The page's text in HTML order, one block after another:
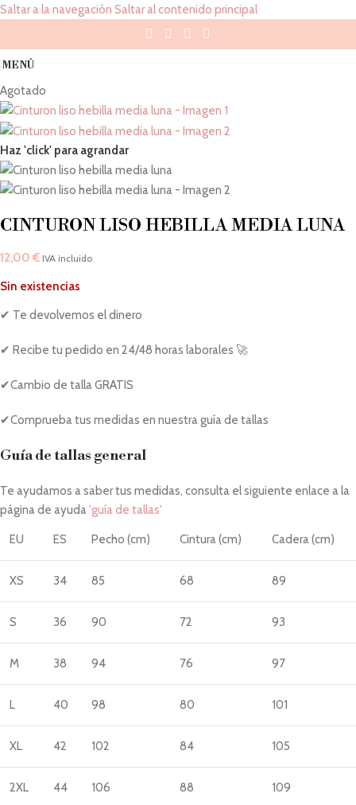
Saltar a la navegación Saltar al contenido principal
MENÚ
Agotado
Haz 'click' para agrandar
CINTURON LISO HEBILLA MEDIA LUNA
12,00 € IVA incluido
Sin existencias
✔ Te devolvemos el dinero
✔ Recibe tu pedido en 24/48 horas laborales 🚀
✔Cambio de talla GRATIS
✔Comprueba tus medidas en nuestra guía de tallas
Guía de tallas general
Te ayudamos a saber tus medidas, consulta el siguiente enlace a la
página de ayuda'guía de tallas'
EU ES Pecho (cm) Cintura (cm) Cadera (cm)
XS 34 85 68 89
S 36 90 72 93
M 38 94 76 97
L 40 98 80 101
XL 42 102 84 105
2XL 44 106 88 109